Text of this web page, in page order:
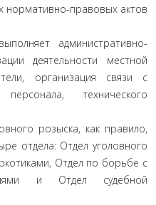
нормативно-правовых актов
административно-
деятельности местной
организация связи с
технического
розыска, как правило,
отдела: Отдел уголовного
Отдел по борьбе с
и Отдел судебной